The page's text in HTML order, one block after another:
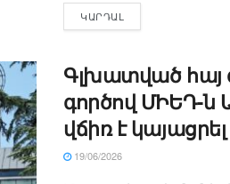
ԿԱՐԴԱԼ
Գլխատված հայ
գործով ՄԻԵԴ-ն
վճիռ է կայացրել
19/06/2026